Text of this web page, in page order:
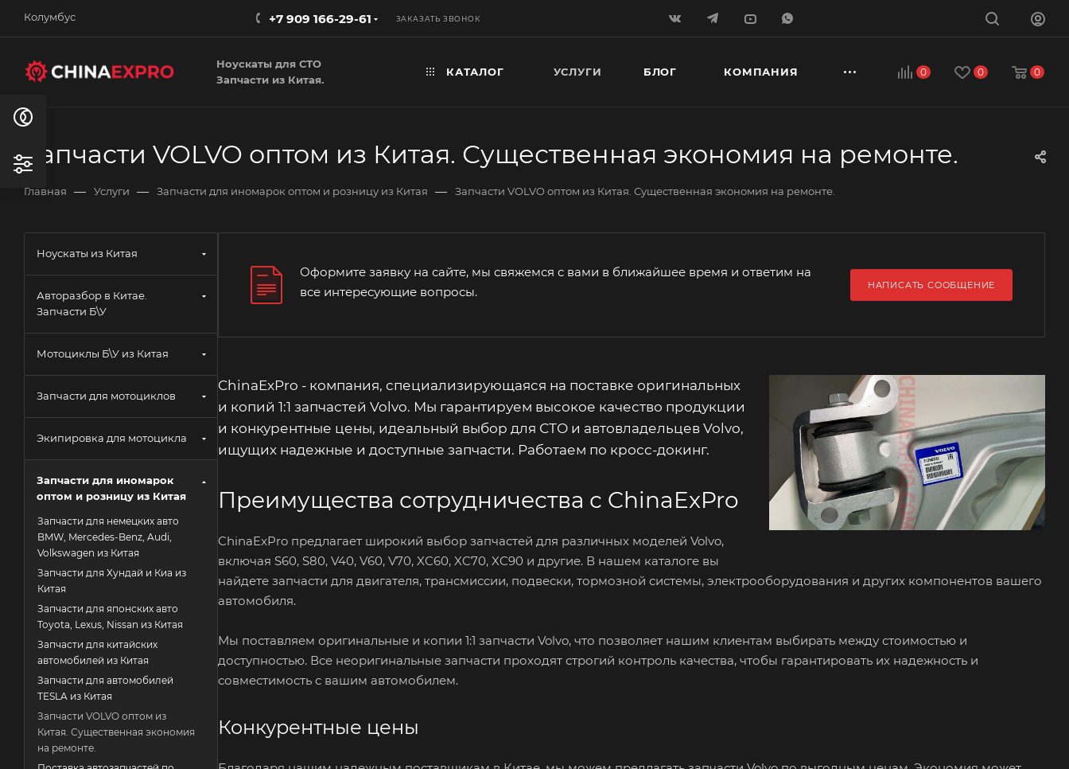
Колумбус +7 909 166-29-61 ЗАКАЗАТЬ ЗВОНОК
0 0 0
Ноускаты для СТО
Запчасти из Китая.
КАТАЛОГ УСЛУГИ БЛОГ КОМПАНИЯ
Запчасти VOLVO оптом из Китая. Существенная экономия на ремонте.
Главная — Услуги — Запчасти для иномарок оптом и розницу из Китая — Запчасти VOLVO оптом из Китая. Существенная экономия на ремонте.
Оформите заявку на сайте, мы свяжемся с вами в ближайшее время и ответим на
все интересующие вопросы.
НАПИСАТЬ СООБЩЕНИЕ
ChinaExPro - компания, специализирующаяся на поставке оригинальных
и копий 1:1 запчастей Volvo. Мы гарантируем высокое качество продукции
и конкурентные цены, идеальный выбор для СТО и автовладельцев Volvo,
ищущих надежные и доступные запчасти. Работаем по кросс-докинг.
Преимущества сотрудничества с ChinaExPro
ChinaExPro предлагает широкий выбор запчастей для различных моделей Volvo,
включая S60, S80, V40, V60, V70, XC60, XC70, XC90 и другие. В нашем каталоге вы
найдете запчасти для двигателя, трансмиссии, подвески, тормозной системы, электрооборудования и других компонентов вашего
автомобиля.
Мы поставляем оригинальные и копии 1:1 запчасти Volvo, что позволяет нашим клиентам выбирать между стоимостью и
доступностью. Все неоригинальные запчасти проходят строгий контроль качества, чтобы гарантировать их надежность и
совместимость с вашим автомобилем.
Конкурентные цены
Ноускаты из Китая
Авторазбор в Китае.
Запчасти Б\У
Мотоциклы Б\У из Китая
Запчасти для мотоциклов
Экипировка для мотоцикла
Запчасти для иномарок
оптом и розницу из Китая
Запчасти для немецких авто
BMW, Mercedes-Benz, Audi,
Volkswagen из Китая
Запчасти для Хундай и Киа из
Китая
Запчасти для японских авто
Toyota, Lexus, Nissan из Китая
Запчасти для китайских
автомобилей из Китая
Запчасти для автомобилей
TESLA из Китая
Запчасти VOLVO оптом из
Китая. Существенная экономия
на ремонте.